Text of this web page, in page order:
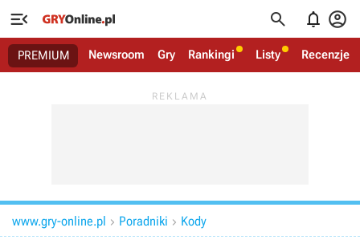
   
PREMIUM Newsroom Gry Rankingi Listy Recenzje
www.gry-online.pl  Poradniki  Kody